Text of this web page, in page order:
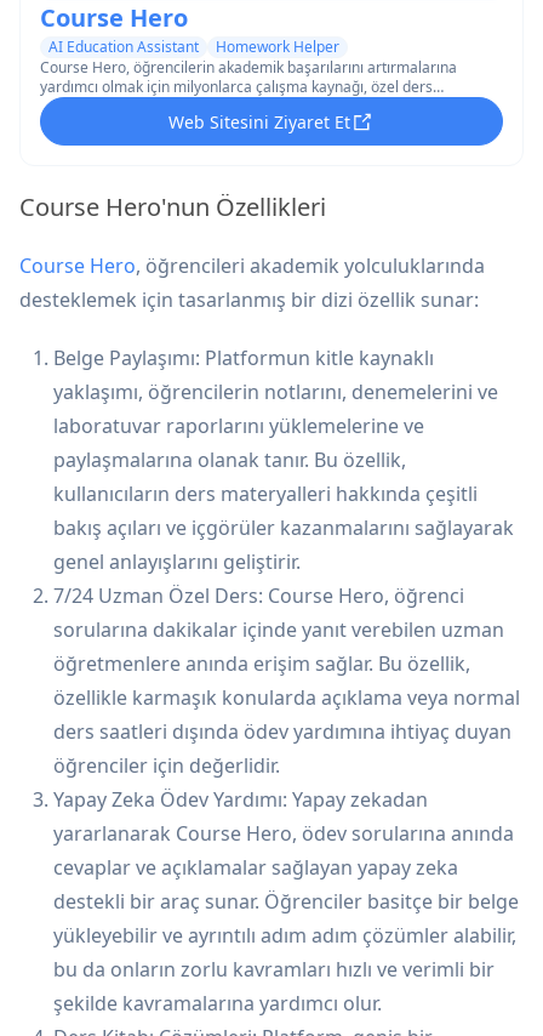
Course Hero
AI Education Assistant
Homework Helper
Course Hero, öğrencilerin akademik başarılarını artırmalarına
yardımcı olmak için milyonlarca çalışma kaynağı, özel ders
hizmetleri ve ders spesifik materyallere erişim sağlayan bir çevrimiçi
öğrenme platformudur.Web Sitesini Ziyaret Et
Course Hero'nun Özellikleri
Course Hero, öğrencileri akademik yolculuklarında
desteklemek için tasarlanmış bir dizi özellik sunar:
Belge Paylaşımı: Platformun kitle kaynaklı
yaklaşımı, öğrencilerin notlarını, denemelerini ve
laboratuvar raporlarını yüklemelerine ve
paylaşmalarına olanak tanır. Bu özellik,
kullanıcıların ders materyalleri hakkında çeşitli
bakış açıları ve içgörüler kazanmalarını sağlayarak
genel anlayışlarını geliştirir.
7/24 Uzman Özel Ders: Course Hero, öğrenci
sorularına dakikalar içinde yanıt verebilen uzman
öğretmenlere anında erişim sağlar. Bu özellik,
özellikle karmaşık konularda açıklama veya normal
ders saatleri dışında ödev yardımına ihtiyaç duyan
öğrenciler için değerlidir.
Yapay Zeka Ödev Yardımı: Yapay zekadan
yararlanarak Course Hero, ödev sorularına anında
cevaplar ve açıklamalar sağlayan yapay zeka
destekli bir araç sunar. Öğrenciler basitçe bir belge
yükleyebilir ve ayrıntılı adım adım çözümler alabilir,
bu da onların zorlu kavramları hızlı ve verimli bir
şekilde kavramalarına yardımcı olur.